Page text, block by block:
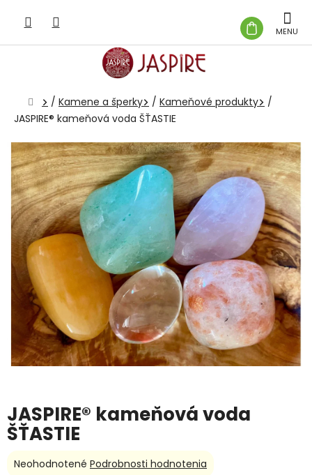
obsah
KOŠÍK
Domov
/ Kamene a šperky / Kameňové produkty
/
JASPIRE® kameňová voda ŠŤASTIE
JASPIRE® kameňová voda
ŠŤASTIE
Priemerné
Neohodnotené Podrobnosti hodnotenia